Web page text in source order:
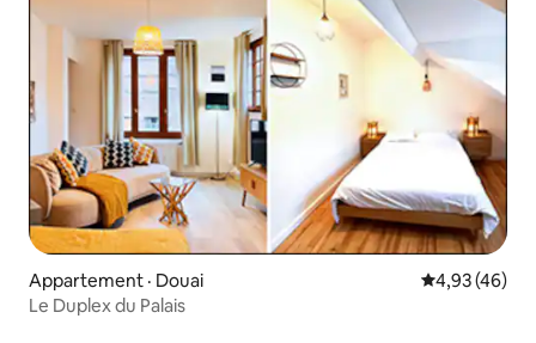
Appartement · Douai Note
4,93 (46)
Le Duplex du Palais